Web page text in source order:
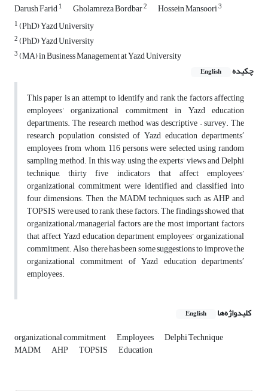
Darush Farid1 Gholamreza Bordbar2 Hossein Mansoori3
1(PhD) Yazd University
2(PhD) Yazd University
3(MA) in Business Management at Yazd University
چکیده
English
This paper is an attempt to identify and rank the factors affecting
employees’ organizational commitment in Yazd education
departments. The research method was descriptive – survey. The
research population consisted of Yazd education departments′
employees from whom, 116 persons were selected using random
sampling method. In this way, using the experts’ views and Delphi
technique, thirty five indicators that affect employees’
organizational commitment were identified and classified into
four dimensions. Then, the MADM techniques such as AHP and
TOPSIS were used to rank these factors. The findings showed that
organizational/managerial factors are the most important factors
that affect Yazd education department employees’ organizational
commitment. Also, there has been some suggestions to improve the
organizational commitment of Yazd education departments′
employees.
کلیدواژه‌ها English
organizational commitment Employees Delphi Technique
MADM AHP TOPSIS Education